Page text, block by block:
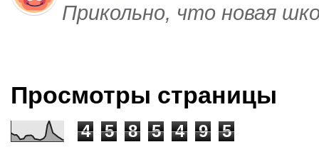
Прикольно, что новая
Просмотры страницы
4 5 8 5 4 9 5